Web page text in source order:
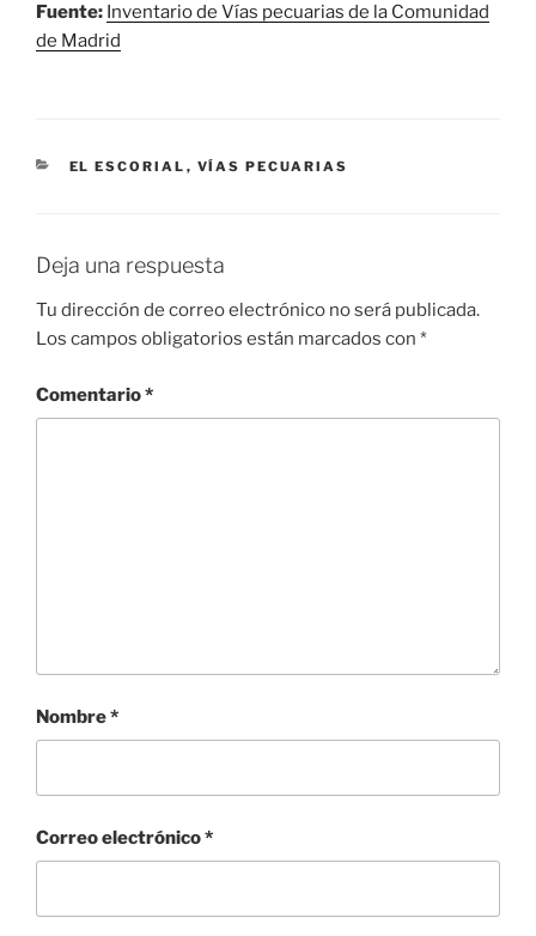
Fuente: Inventario de Vías pecuarias de la Comunidad
de Madrid
CATEGORÍAS
EL ESCORIAL , VÍAS PECUARIAS
Deja una respuesta
Tu dirección de correo electrónico no será publicada.
Los campos obligatorios están marcados con *
Comentario*
Nombre*
Correo electrónico*